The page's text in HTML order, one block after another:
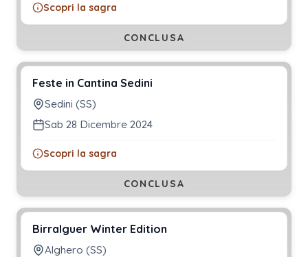
Scopri la sagra
CONCLUSA
Feste in Cantina Sedini
Sedini (SS)
Sab 28 Dicembre 2024
Scopri la sagra
CONCLUSA
Birralguer Winter Edition
Alghero (SS)